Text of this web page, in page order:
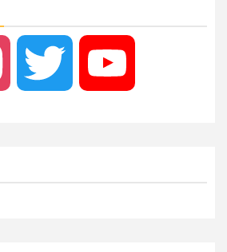
Instagram Twitter